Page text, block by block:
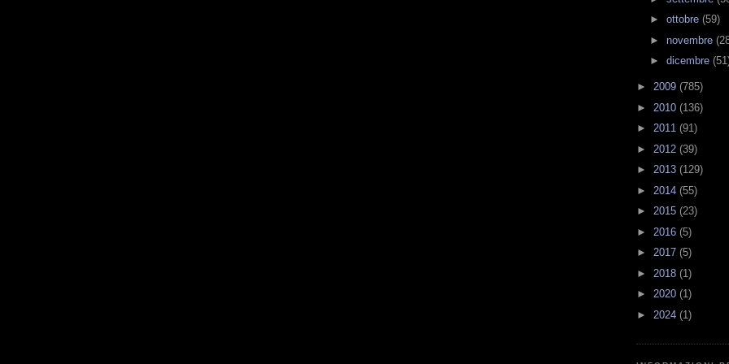
► ottobre (59)
► novembre
► dicembre
► 2009 (785)
► 2010 (136)
► 2011 (91)
► 2012 (39)
► 2013 (129)
► 2014 (55)
► 2015 (23)
► 2016 (5)
► 2017 (5)
► 2018 (1)
► 2020 (1)
► 2024 (1)